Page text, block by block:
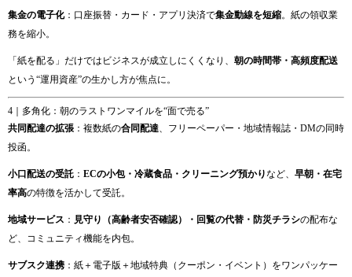
集金の電子化：口座振替・カード・アプリ決済で集金動線を短縮。紙の領収業
務を縮小。
「紙を配る」だけではビジネスが成立しにくくなり、 朝の時間帯・高頻度配送
という“運用資産”の生かし方が焦点に。
4｜多角化：朝のラストワンマイルを“面で売る”
共同配達の拡張 ：複数紙の合同配達、フリーペーパー・地域情報誌・DMの同時
投函。
小口配送の受託 ： ECの小包・冷蔵食品・クリーニング預かりなど、 早朝・在宅
率高の特徴を活かして受託。
地域サービス ： 見守り（高齢者安否確認）・回覧の代替・防災チラシの配布な
ど、コミュニティ機能を内包。
サブスク連携 ：紙＋電子版＋地域特典（クーポン・イベント）をワンパッケー